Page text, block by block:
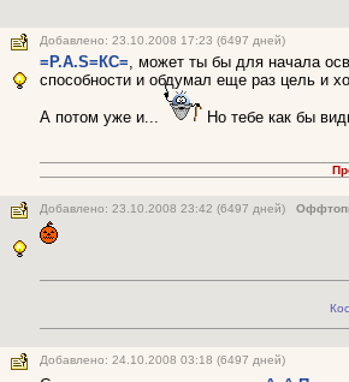
Добавлено: 23.10.2008 17:23 (6497 дней)
=P.A.S=КС=, может ты бы для начала
способности и обдумал еще раз цель и
А потом уже и... Но тебе как бы
Добавлено: 23.10.2008 23:42 (6497 дней)
Добавлено: 24.10.2008 03:18 (6497 дней)